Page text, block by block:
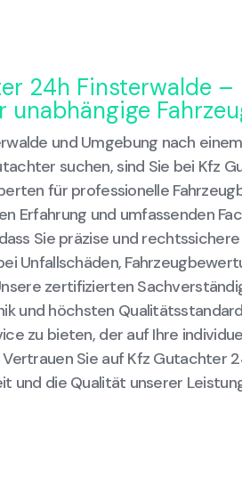
24h Finsterwalde –
unabhängige
und Umgebung nach
suchen, sind Sie bei Kfz
für professionelle
Erfahrung und umfassenden
Sie präzise und
Unfallschäden,
zertifizierten
und höchsten
zu bieten, der auf Ihre
Sie auf Kfz Gutachter
und die Qualität unserer